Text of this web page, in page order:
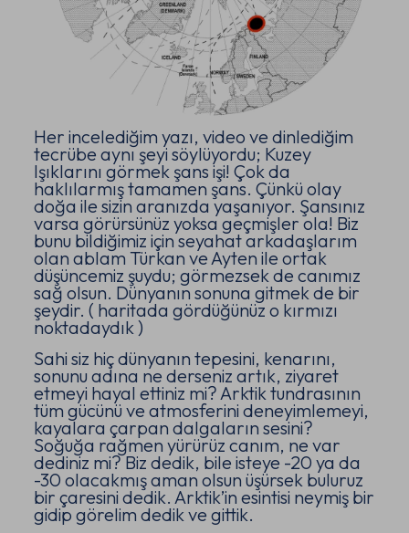
Her incelediğim yazı, video ve dinlediğim
tecrübe aynı şeyi söylüyordu; Kuzey
Işıklarını görmek şans işi! Çok da
haklılarmış tamamen şans. Çünkü olay
doğa ile sizin aranızda yaşanıyor. Şansınız
varsa görürsünüz yoksa geçmişler ola! Biz
bunu bildiğimiz için seyahat arkadaşlarım
olan ablam Türkan ve Ayten ile ortak
düşüncemiz şuydu; görmezsek de canımız
sağ olsun. Dünyanın sonuna gitmek de bir
şeydir. ( haritada gördüğünüz o kırmızı
noktadaydık )
Sahi siz hiç dünyanın tepesini, kenarını,
sonunu adına ne derseniz artık, ziyaret
etmeyi hayal ettiniz mi? Arktik tundrasının
tüm gücünü ve atmosferini deneyimlemeyi,
kayalara çarpan dalgaların sesini?
Soğuğa rağmen yürürüz canım, ne var
dediniz mi? Biz dedik, bile isteye -20 ya da
-30 olacakmış aman olsun üşürsek buluruz
bir çaresini dedik. Arktik’in esintisi neymiş bir
gidip görelim dedik ve gittik.